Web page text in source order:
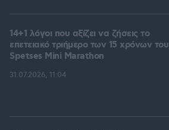
14+1 λόγοι που αξίζει να ζήσεις το
επετειακό τριήμερο των 15 χρόνων του
Spetses Mini Marathon
31.07.2026, 11:04